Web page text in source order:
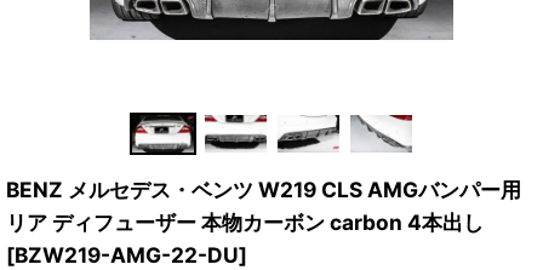
BENZ メルセデス・ベンツ W219 CLS AMGバンパー用
リア ディフューザー 本物カーボン carbon 4本出し
[BZW219-AMG-22-DU]